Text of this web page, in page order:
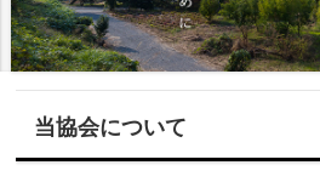
当協会について